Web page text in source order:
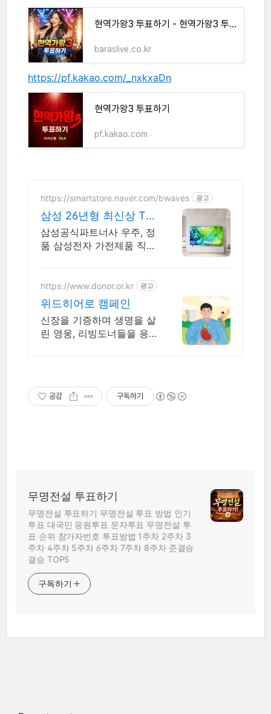
현역가왕3 투표하기 - 현역가왕3 투표방법
baraslive.co.kr
https://pf.kakao.com/_nxkxaDn
현역가왕3 투표하기
pf.kakao.com
https://smartstore.naver.com/bwaves 광고
삼성 26년형 최신상 TV
NEO OLED 65인치
삼성공식파트너사 우주, 정
품 삼성전자 가전제품 직접
https://www.donor.or.kr 광고
위드히어로 캠페인
신장을 기증하며 생명을 살
린 영웅, 리빙도너들을 응
공감 구독하기
무명전설 투표하기
무명전설 투표하기 무명전설 투표 방법 인기
투표 대국민 응원투표 문자투표 무명전설 투
표 순위 참가자번호 투표방법 1주차 2주차 3
주차 4주차 5주차 6주차 7주차 8주차 준결승
결승 TOP5
구독하기